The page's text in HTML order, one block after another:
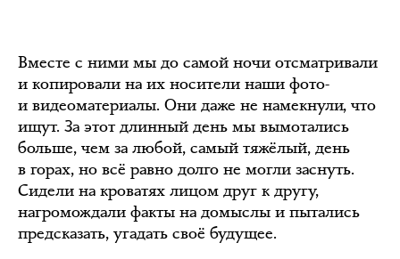
Вместе с ними мы до самой ночи отсматривали
и копировали на их носители наши фото-
и видеоматериалы. Они даже не намекнули, что
ищут. За этот длинный день мы вымотались
больше, чем за любой, самый тяжёлый, день
в горах, но всё равно долго не могли заснуть.
Сидели на кроватях лицом друг к другу,
нагромождали факты на домыслы и пытались
предсказать, угадать своё будущее.